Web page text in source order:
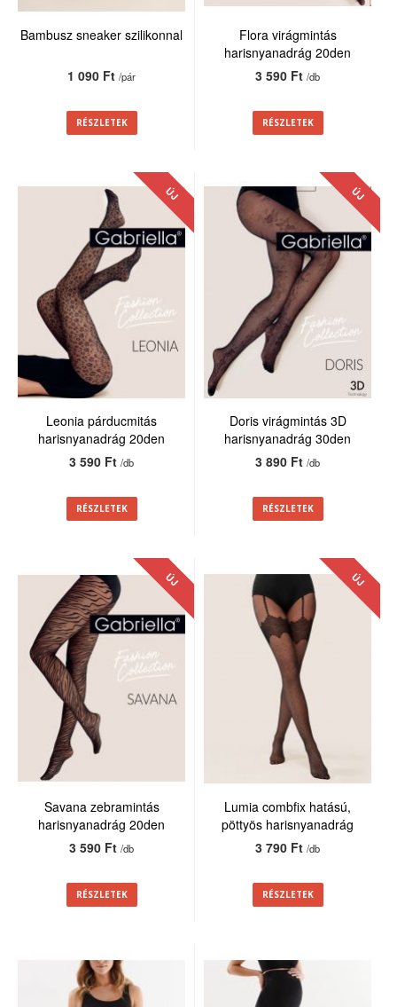
Bambusz sneaker szilikonnal
1 090 Ft/pár
RÉSZLETEK
Flora virágmintás
harisnyanadrág 20den
3 590 Ft/db
RÉSZLETEK
ÚJ
Leonia párducmitás
harisnyanadrág 20den
3 590 Ft/db
RÉSZLETEK
ÚJ
Doris virágmintás 3D
harisnyanadrág 30den
3 890 Ft/db
RÉSZLETEK
ÚJ
Savana zebramintás
harisnyanadrág 20den
3 590 Ft/db
RÉSZLETEK
ÚJ
Lumia combfix hatású,
pöttyös harisnyanadrág
20den
3 790 Ft/db
RÉSZLETEK